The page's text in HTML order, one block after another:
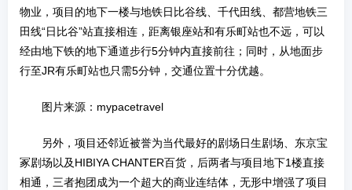
物业，项目的地下一楼与地铁日比谷线、千代田线、都营地铁三
田线“日比谷”站直接相连，距离银座站和有乐町站也不远，可以
经由地下铁的地下通道步行5分钟内直接前往；同时，从地面步
行至JR有乐町站也只需5分钟，交通位置十分优越。
图片来源：mypacetravel
另外，项目还邻近被誉为当代最好的剧场日生剧场、东京宝
冢剧场以及HIBIYA CHANTER百货，后两者与项目地下1楼直接
相通，三者抱团成为一个超大的商业连结体，无形中增强了项目